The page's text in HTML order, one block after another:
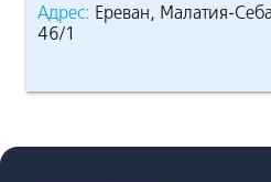
Адрес: Ереван, Малатия-
46/1